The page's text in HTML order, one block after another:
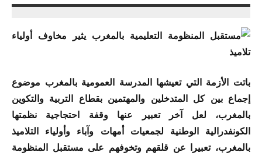
باتت الأزمة التي تعيشها المدرسة العمومية بالمغرب موضوع
إجماع بين كل المتدخلين والمهتمين بقطاع التربية والتكوين
بالمغرب، لعل آخر تعبير عنها وقفة احتجاجية نظمتها
الكونفدرالية الوطنية لجمعيات أمهات وآباء وأولياء التلاميذ
بالمغرب، تعبيرا عن قلقهم وتخوفهم على مستقبل المنظومة